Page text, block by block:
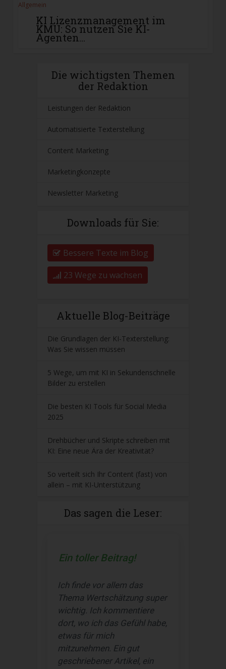
Allgemein
KI Lizenzmanagement im
KMU: So nutzen Sie KI-
Agenten...
Die wichtigsten Themen
der Redaktion
Leistungen der Redaktion
Automatisierte Texterstellung
Content Marketing
Marketingkonzepte
Newsletter Marketing
Downloads für Sie:
Bessere Texte im Blog
23 Wege zu wachsen
Aktuelle Blog-Beiträge
Die Grundlagen der KI-Texterstellung:
Was Sie wissen müssen
5 Wege, um mit KI in Sekundenschnelle
Bilder zu erstellen
Die besten KI Tools für Social Media
2025
Drehbücher und Skripte schreiben mit
KI: Eine neue Ära der Kreativität?
So verteilt sich Ihr Content (fast) von
allein – mit KI-Unterstützung
Das sagen die Leser:
Ein toller Beitrag!
Ich finde vor allem das
Thema Wertschätzung super
wichtig. Ich kommentiere
dort, wo ich das Gefühl habe,
etwas für mich
mitzunehmen. Ein gut
geschriebener Artikel, ein